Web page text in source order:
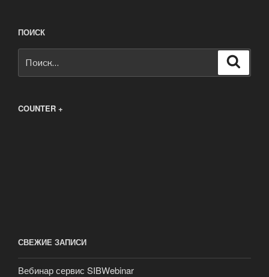
ПОИСК
COUNTER +
СВЕЖИЕ ЗАПИСИ
Вебинар сервис SIBWebinar